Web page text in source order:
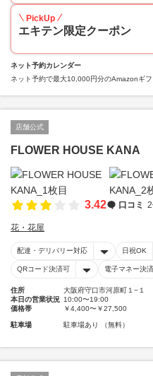
PickUp
エキテン限定クーポン
ネット予約カレンダー
ネット予約で最大10,000円分のAmazonギフ
店舗公式
FLOWER HOUSE KANA
3.42 口コミ
花・花屋
配達・デリバリー対応 日祝OK
QRコード決済可 電子マネー決
住所
大阪府守口市河原町１−１
本日の営業状況 10:00〜19:00
価格帯
￥4,400〜￥27,500
駐車場 駐車場あり （無料）